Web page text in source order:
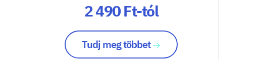
2 490 Ft-tól
Tudj meg többet